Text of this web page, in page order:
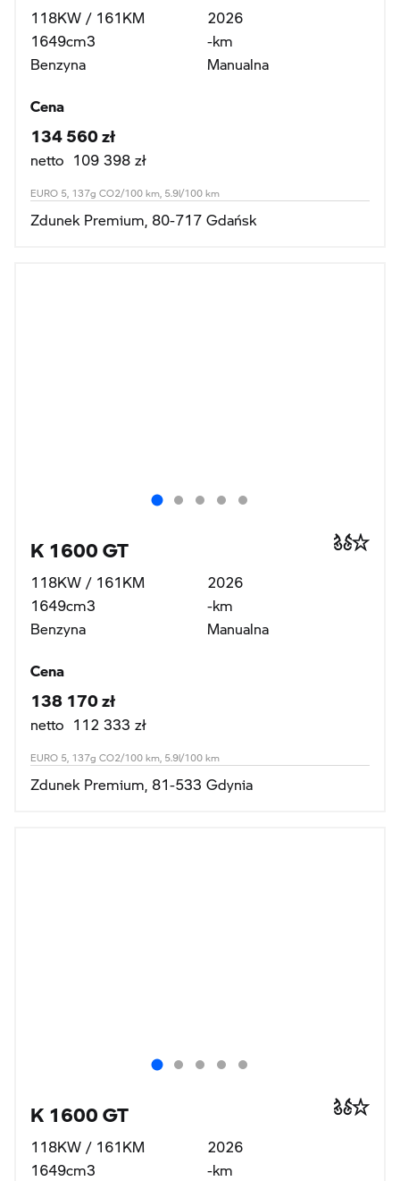
118KW / 161KM
1649cm3
Benzyna
2026
-km
Manualna
Cena
134 560 zł
netto 109 398 zł
EURO 5, 137g CO2/100 km, 5.9l/100 km
Zdunek Premium, 80-717 Gdańsk
K 1600 GT
118KW / 161KM
1649cm3
Benzyna
2026
-km
Manualna
Cena
138 170 zł
netto 112 333 zł
EURO 5, 137g CO2/100 km, 5.9l/100 km
Zdunek Premium, 81-533 Gdynia
K 1600 GT
118KW / 161KM
1649cm3
2026
-km